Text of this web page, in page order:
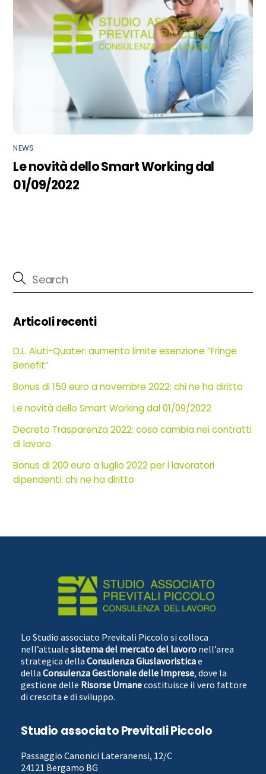
NEWS
Le novità dello Smart Working dal
01/09/2022
Articoli recenti
D.L. Aiuti-Quater: aumento limite esenzione “Fringe
Benefit”
Bonus di 150 euro a novembre 2022: chi ne ha diritto
Le novità dello Smart Working dal 01/09/2022
Decreto Trasparenza 2022: cosa cambia nei contratti
di lavoro
Bonus di 200 euro a luglio 2022 per i lavoratori
dipendenti: chi ne ha diritto
Lo Studio associato Previtali Piccolo si colloca
nell’attualesistema del mercato del lavoro nell’area
strategica dellaConsulenza Giuslavoristicae
dellaConsulenza Gestionale delle Imprese, dove la
gestione delle Risorse Umanecostituisce il vero fattore
di crescita e di sviluppo.
Studio associato Previtali Piccolo
Passaggio Canonici Lateranensi, 12/C
24121 Bergamo BG